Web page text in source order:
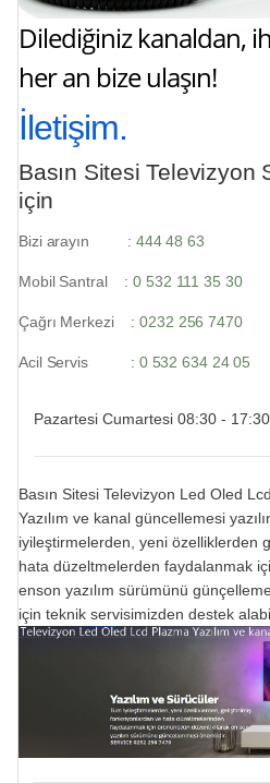
Dilediğiniz kanaldan,
her an bize ulaşın!
İletişim.
Basın Sitesi Televizyon
için
Bizi arayın : 444 48 63
Mobil Santral :0 532 111 35 30
Çağrı Merkezi :0232 256 7470
Acil Servis : 0 532 634 24 05
Pazartesi Cumartesi 08:30 - 17:30
Basın Sitesi Televizyon Led Oled
Yazılım ve kanal güncellemesi
iyileştirmelerden, yeni özelliklerden
hata düzeltmelerden faydalanmak
enson yazılım sürümünü
için teknik servisimizden destek